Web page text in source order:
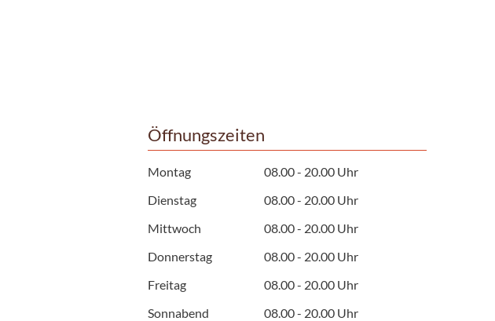
Öffnungszeiten
Montag
08.00 - 20.00 Uhr
Dienstag
08.00 - 20.00 Uhr
Mittwoch
08.00 - 20.00 Uhr
Donnerstag
08.00 - 20.00 Uhr
Freitag
08.00 - 20.00 Uhr
Sonnabend
08.00 - 20.00 Uhr